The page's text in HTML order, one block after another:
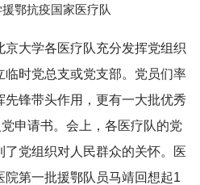
鄂抗疫国家医疗队
京大学各医疗队充分发挥党组织
临时党总支或党支部。党员们率
锋带头作用，更有一大批优秀
申请书。会上，各医疗队的党
了党组织对人民群众的关怀。医
第一批援鄂队员马靖回想起1